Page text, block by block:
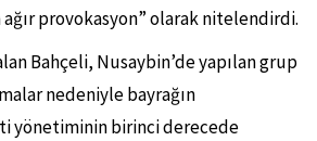
ağır provokasyon” olarak nitelendirdi.
Bahçeli, Nusaybin’de yapılan grup
nedeniyle bayrağın
yönetiminin birinci derecede